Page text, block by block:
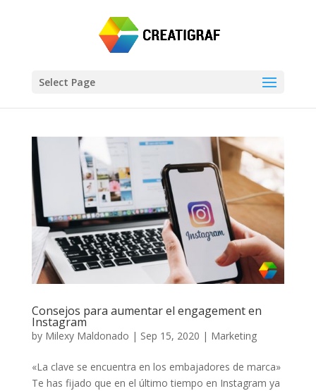
Select Page
Consejos para aumentar el engagement en
Instagram
by Milexy Maldonado | Sep 15, 2020 | Marketing
«La clave se encuentra en los embajadores de marca»
Te has fijado que en el último tiempo en Instagram ya